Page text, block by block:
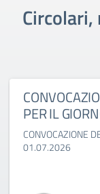
PER IL
CONVOCAZIONE
01.07.2026